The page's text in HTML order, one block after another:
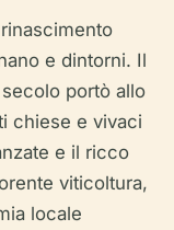
e dintorni. Il
portò allo
chiese e vivaci
e il ricco
viticoltura,
locale